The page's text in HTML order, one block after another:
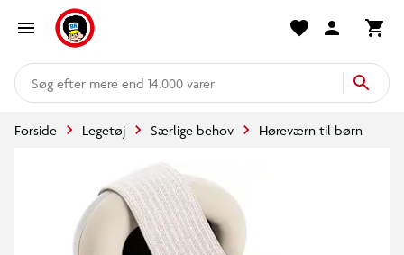
mere end 14.000 varer
Forside Legetøj Særlige behov Høreværn til børn